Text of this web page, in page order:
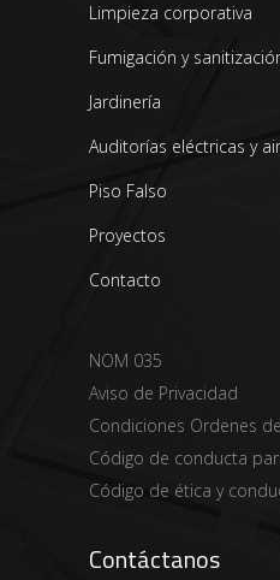
Limpieza corporativa
Fumigación y
Jardinería
Auditorías eléctricas y
Piso Falso
Proyectos
Contacto
NOM 035
Aviso de Privacidad
Condiciones Ordenes
Código de conducta
Código de ética y
Contáctanos